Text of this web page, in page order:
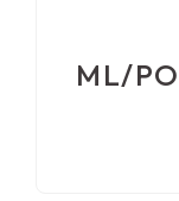
ML/